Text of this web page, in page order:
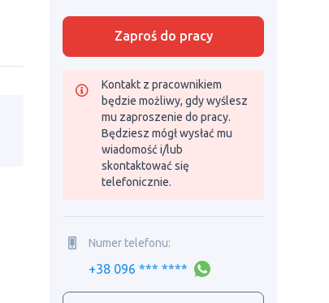
Zaproś do pracy
Kontakt z pracownikiem
będzie możliwy, gdy wyślesz
mu zaproszenie do pracy.
Będziesz mógł wysłać mu
wiadomość i/lub
skontaktować się
telefonicznie.
Numer telefonu:
+38 096 *** ****